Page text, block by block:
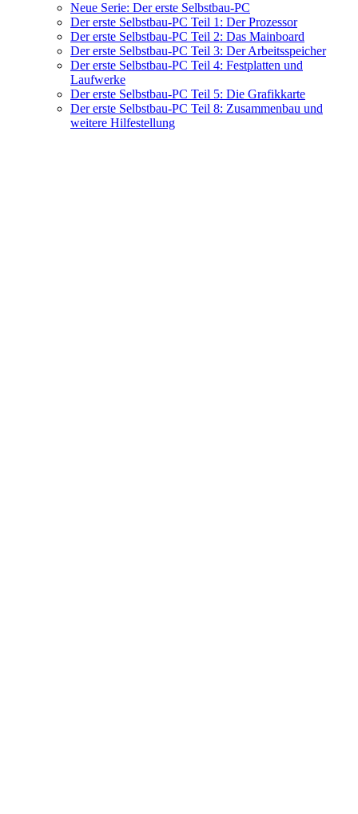
Neue Serie: Der erste Selbstbau-PC
Der erste Selbstbau-PC Teil 1: Der Prozessor
Der erste Selbstbau-PC Teil 2: Das Mainboard
Der erste Selbstbau-PC Teil 3: Der Arbeitsspeicher
Der erste Selbstbau-PC Teil 4: Festplatten und
Laufwerke
Der erste Selbstbau-PC Teil 5: Die Grafikkarte
Der erste Selbstbau-PC Teil 8: Zusammenbau und
weitere Hilfestellung